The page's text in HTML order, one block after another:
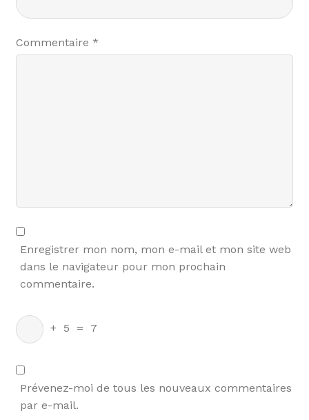
Commentaire *
Enregistrer mon nom, mon e-mail et mon site web
dans le navigateur pour mon prochain
commentaire.
+ 5 = 7
Prévenez-moi de tous les nouveaux commentaires
par e-mail.